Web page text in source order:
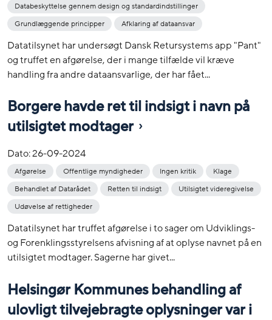
Databeskyttelse gennem design og standardindstillinger
Grundlæggende principper
Afklaring af dataansvar
Datatilsynet har undersøgt Dansk Retursystems app "Pant"
og truffet en afgørelse, der i mange tilfælde vil kræve
handling fra andre dataansvarlige, der har fået...
Borgere havde ret til indsigt i navn på
utilsigtet modtager
Dato:26-09-2024
Afgørelse Offentlige myndigheder Ingen kritik
Klage
Behandlet af Datarådet
Retten til indsigt
Utilsigtet videregivelse
Udøvelse af rettigheder
Datatilsynet har truffet afgørelse i to sager om Udviklings-
og Forenklingsstyrelsens afvisning af at oplyse navnet på en
utilsigtet modtager. Sagerne har givet...
Helsingør Kommunes behandling af
ulovligt tilvejebragte oplysninger var i